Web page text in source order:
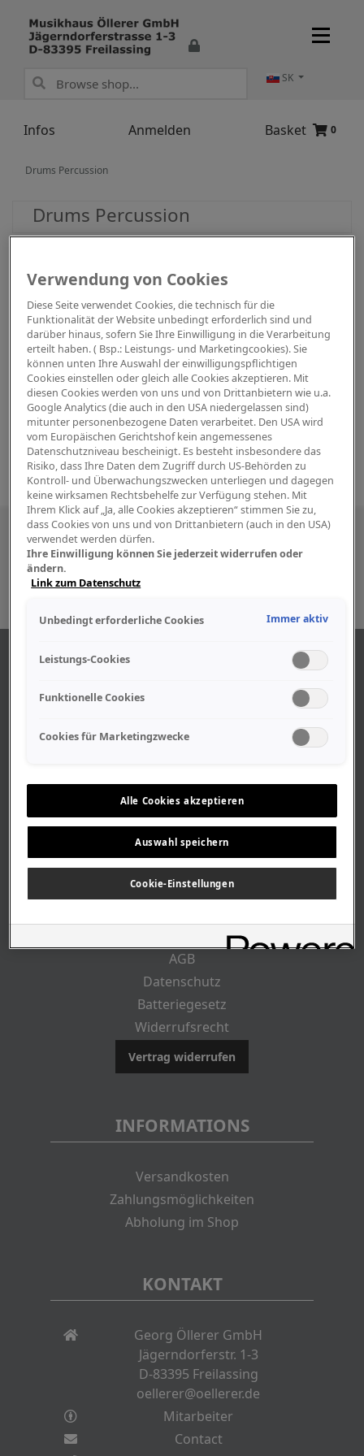
Infos Anmelden Basket 0
SK
Drums Percussion
Drums Percussion
Besuchen Sie uns auch in den sozialen
Medien
Geschäftszeiten
Stellenangebote
Geschichte
CUSTOMER INFO
AGB
Datenschutz
Batteriegesetz
Widerrufsrecht
Vertrag widerrufen
INFORMATIONS
Versandkosten
Zahlungsmöglichkeiten
Abholung im Shop
KONTAKT
Georg Öllerer GmbH
Jägerndorferstr. 1-3
D-83395 Freilassing
oellerer@oellerer.de
Mitarbeiter
Contact
Verwendung von Cookies
Diese Seite verwendet Cookies, die technisch für die
Funktionalität der Website unbedingt erforderlich sind und
darüber hinaus, sofern Sie Ihre Einwilligung in die Verarbeitung
erteilt haben. ( Bsp.: Leistungs- und Marketingcookies). Sie
können unten Ihre Auswahl der einwilligungspflichtigen
Cookies einstellen oder gleich alle Cookies akzeptieren. Mit
diesen Cookies werden von uns und von Drittanbietern wie u.a.
Google Analytics (die auch in den USA niedergelassen sind)
mitunter personenbezogene Daten verarbeitet. Den USA wird
vom Europäischen Gerichtshof kein angemessenes
Datenschutzniveau bescheinigt. Es besteht insbesondere das
Risiko, dass Ihre Daten dem Zugriff durch US-Behörden zu
Kontroll- und Überwachungszwecken unterliegen und dagegen
keine wirksamen Rechtsbehelfe zur Verfügung stehen. Mit
Ihrem Klick auf „Ja, alle Cookies akzeptieren“ stimmen Sie zu,
dass Cookies von uns und von Drittanbietern (auch in den USA)
verwendet werden dürfen.
Ihre Einwilligung können Sie jederzeit widerrufen oder
ändern.
Link zum Datenschutz
Unbedingt erforderliche Cookies Immer aktiv
Leistungs-Cookies
Funktionelle Cookies
Cookies für Marketingzwecke
Alle Cookies akzeptieren
Auswahl speichern
Cookie-Einstellungen